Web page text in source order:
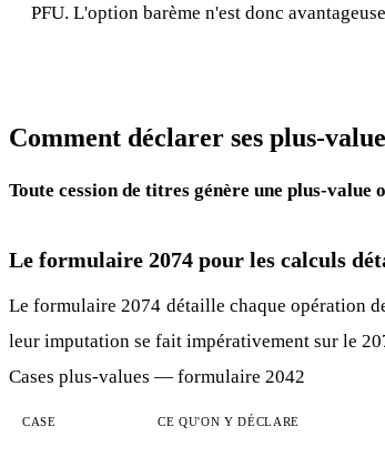
PFU. L'option barème n'est donc
Comment déclarer ses plus-
Toute cession de titres génère une plus-value
Le formulaire 2074 pour les calculs
Le formulaire 2074 détaille chaque opération
leur imputation se fait impérativement sur le
Cases plus-values — formulaire 2042
CASE CE QU'ON Y DÉCLARE